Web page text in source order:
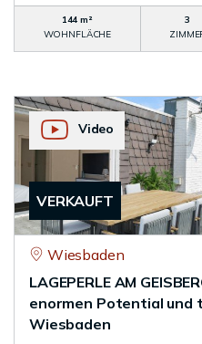
144 m²
WOHNFLÄCHE
3
VERKAUFT
Video
Wiesbaden
LAGEPERLE AM
enormen Potential und
Wiesbaden